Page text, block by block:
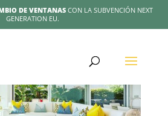
DE VENTANASCON LA SUBVENCIÓN NEXT
GENERATION EU.